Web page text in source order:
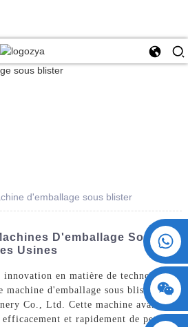
d'emballage sous blister
D'emballage Sous
Usines
innovation en matière de technologie
machine d'emballage sous blister de
Co., Ltd. Cette machine avancée
et rapidement de petits